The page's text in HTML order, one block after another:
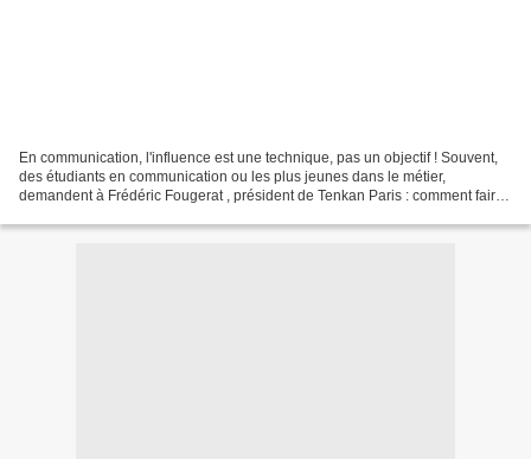
En communication, l'influence est une technique, pas un objectif ! Souvent,
des étudiants en communication ou les plus jeunes dans le métier,
demandent à Frédéric Fougerat , président de Tenkan Paris : comment faire